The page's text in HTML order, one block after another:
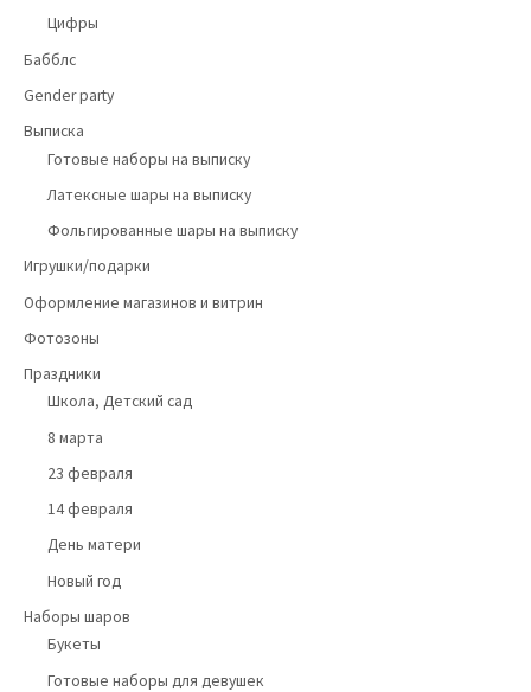
Цифры
Бабблс
Gender party
Выписка
Готовые наборы на выписку
Латексные шары на выписку
Фольгированные шары на выписку
Игрушки/подарки
Оформление магазинов и витрин
Фотозоны
Праздники
Школа, Детский сад
8 марта
23 февраля
14 февраля
День матери
Новый год
Наборы шаров
Букеты
Готовые наборы для девушек